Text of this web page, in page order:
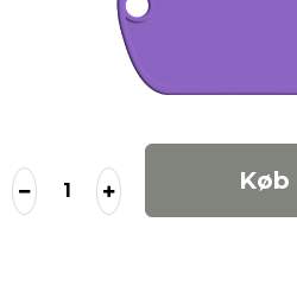
Køb